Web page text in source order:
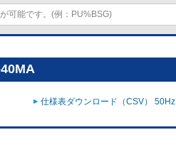
仕様表ダウンロード（CSV） 50Hz